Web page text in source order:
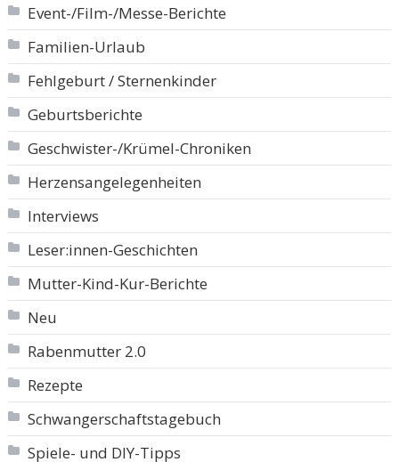
Event-/Film-/Messe-Berichte
Familien-Urlaub
Fehlgeburt / Sternenkinder
Geburtsberichte
Geschwister-/Krümel-Chroniken
Herzensangelegenheiten
Interviews
Leser:innen-Geschichten
Mutter-Kind-Kur-Berichte
Neu
Rabenmutter 2.0
Rezepte
Schwangerschaftstagebuch
Spiele- und DIY-Tipps